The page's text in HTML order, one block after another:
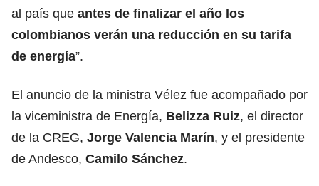
al país que antes de finalizar el año los
colombianos verán una reducción en su tarifa
de energía”.
El anuncio de la ministra Vélez fue acompañado por
la viceministra de Energía, Belizza Ruiz, el director
de la CREG, Jorge Valencia Marín, y el presidente
de Andesco, Camilo Sánchez.